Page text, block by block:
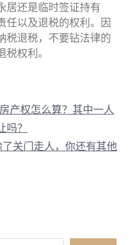
居还是临时签证持有
任以及退税的权利。因
税退税，不要钻法律的
权利。
产权怎么算？其中一人
？
关门走人，你还有其他